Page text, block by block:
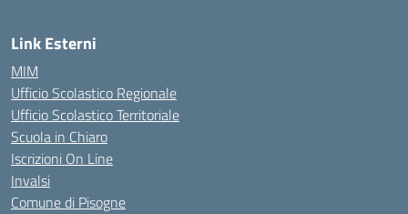
Link Esterni
MIM
Ufficio Scolastico Regionale
Ufficio Scolastico Territoriale
Scuola in Chiaro
Iscrizioni On Line
Invalsi
Comune di Pisogne